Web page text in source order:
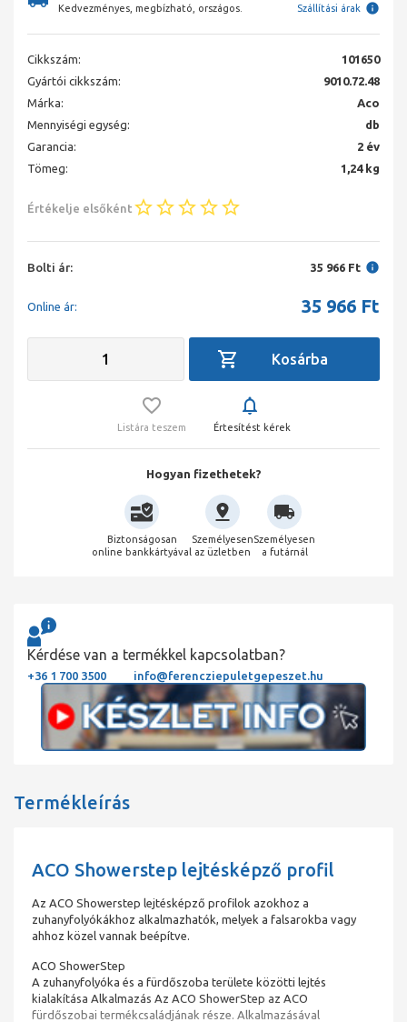
Kedvezményes, megbízható, országos. Szállítási árak
Cikkszám:
101650
Gyártói cikkszám:
9010.72.48
Márka:
Aco
Mennyiségi egység:
db
Garancia:
2 év
Tömeg:
1,24 kg
Értékelje elsőként
Bolti ár: 35 966 Ft
Online ár: 35 966 Ft
Listára teszem Értesítést kérek
Hogyan fizethetek?
Biztonságosan
online bankkártyával
Személyesen
az üzletben
Személyesen
a futárnál
Kérdése van a termékkel kapcsolatban?
+36 1 700 3500 info@ferencziepuletgepeszet.hu
Termékleírás
ACO Showerstep lejtésképző profil
Az ACO Showerstep lejtésképző profilok azokhoz a
zuhanyfolyókákhoz alkalmazhatók, melyek a falsarokba vagy
ahhoz közel vannak beépítve.
ACO ShowerStep
A zuhanyfolyóka és a fürdőszoba területe közötti lejtés
kialakítása Alkalmazás Az ACO ShowerStep az ACO
fürdőszobai termékcsaládjának része. Alkalmazásával